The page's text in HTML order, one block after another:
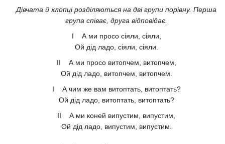
Дівчата й хлопці розділяються на дві групи порівну. Перша
група співає, друга відповідає.
І А ми просо сіяли, сіяли,
Ой дід ладо, сіяли, сіяли.
II А ми просо витопчем, витопчем,
Ой дід ладо, витопчем, витопчем.
І А чим же вам витоптать, витоптать?
Ой дід ладо, витоптать, витоптать?
II А ми коней випустим, випустим,
Ой дід ладо, випустим, випустим.